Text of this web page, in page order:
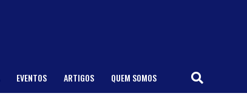
EVENTOS ARTIGOS QUEM SOMOS